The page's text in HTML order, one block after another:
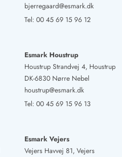
bjerregaard@esmark.dk
Tel: 00 45 69 15 96 12
Esmark Houstrup
Houstrup Strandvej 4, Houstrup
DK-6830 Nørre Nebel
houstrup@esmark.dk
Tel: 00 45 69 15 96 13
Esmark Vejers
Vejers Havvej 81, Vejers